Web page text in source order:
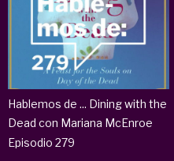
Hablemos de ... Dining with the
Dead con Mariana McEnroe
Episodio 279